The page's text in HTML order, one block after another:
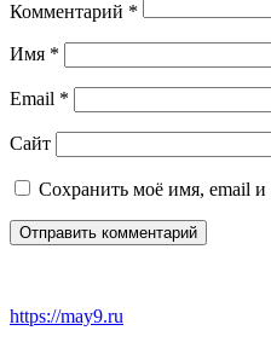
Комментарий *
Имя *
Email *
Сайт
Сохранить моё имя, email и
https://may9.ru